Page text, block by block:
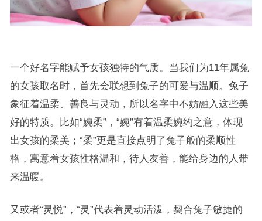
一个好名字能赋予女孩独特的气质。当我们为11年属兔
的女孩取名时，首先会联想到兔子的可爱与温顺。兔子
象征着温柔、善良与灵动，所以名字中不妨融入这些美
好的特质。比如“婉柔”，“婉”有着温柔婉约之意，体现
出女孩的柔美；“柔”更是直接点明了兔子般的柔顺性
格，寓意着女孩性格温和，待人友善，能给身边的人带
来温暖。
又或者“灵悦”，“灵”代表着灵动活泼，契合兔子敏捷的